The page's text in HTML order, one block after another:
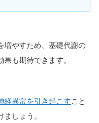
増やすため、基礎代謝の
も期待できます。
経異常を引き起こすこと
しょう。